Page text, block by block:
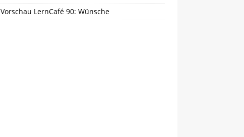
Vorschau LernCafé 90: Wünsche